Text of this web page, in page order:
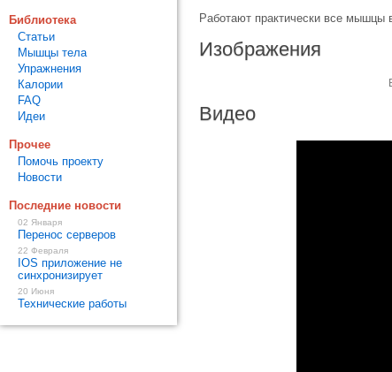
Работают практически все
Изображения
Видео
Библиотека
Статьи
Мышцы тела
Упражнения
Калории
FAQ
Идеи
Прочее
Помочь проекту
Новости
Последние новости
02 Января
Перенос серверов
22 Февраля
IOS приложение не
синхронизирует
20 Июня
Технические работы